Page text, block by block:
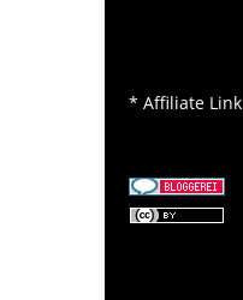
* Affiliate Link